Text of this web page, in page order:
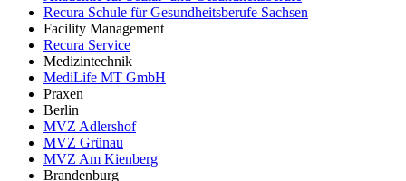
Recura Schule für Gesundheitsberufe Sachsen
Facility Management
Recura Service
Medizintechnik
MediLife MT GmbH
Praxen
Berlin
MVZ Adlershof
MVZ Grünau
MVZ Am Kienberg
Brandenburg